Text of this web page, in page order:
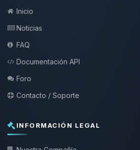
Inicio
Noticias
FAQ
Documentación API
Foro
Contacto / Soporte
INFORMACIÓN LEGAL